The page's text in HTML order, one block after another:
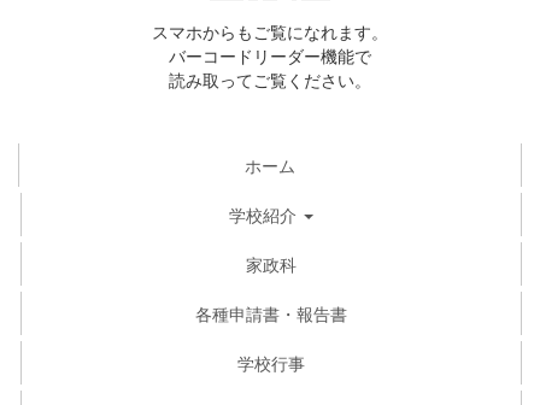
スマホからもご覧になれます。
バーコードリーダー機能で
読み取ってご覧ください。
ホーム
学校紹介
家政科
各種申請書・報告書
学校行事